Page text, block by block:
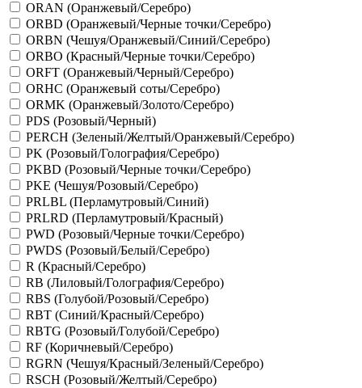
ORAN (Оранжевый/Серебро)
ORBD (Оранжевый/Черные точки/Серебро)
ORBN (Чешуя/Оранжевый/Синий/Серебро)
ORBO (Красный/Черные точки/Серебро)
ORFT (Оранжевый/Черный/Серебро)
ORHC (Оранжевый соты/Серебро)
ORMK (Оранжевый/Золото/Серебро)
PDS (Розовый/Черный)
PERCH (Зеленый/Желтый/Оранжевый/Серебро)
PK (Розовый/Голография/Серебро)
PKBD (Розовый/Черные точки/Серебро)
PKE (Чешуя/Розовый/Серебро)
PRLBL (Перламутровый/Синий)
PRLRD (Перламутровый/Красный)
PWD (Розовый/Черные точки/Серебро)
PWDS (Розовый/Белый/Серебро)
R (Красный/Серебро)
RB (Лиловый/Голография/Серебро)
RBS (Голубой/Розовый/Серебро)
RBT (Синий/Красный/Серебро)
RBTG (Розовый/Голубой/Серебро)
RF (Коричневый/Серебро)
RGRN (Чешуя/Красный/Зеленый/Серебро)
RSCH (Розовый/Желтый/Серебро)